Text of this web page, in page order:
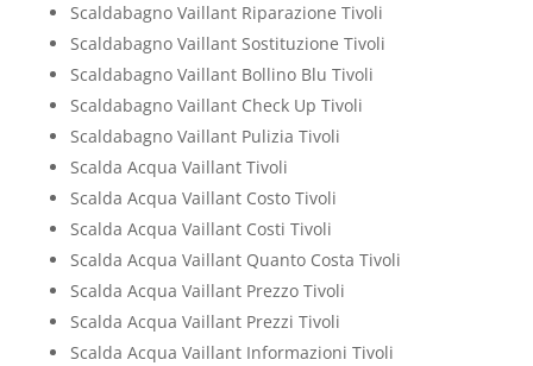
Scaldabagno Vaillant Riparazione Tivoli
Scaldabagno Vaillant Sostituzione Tivoli
Scaldabagno Vaillant Bollino Blu Tivoli
Scaldabagno Vaillant Check Up Tivoli
Scaldabagno Vaillant Pulizia Tivoli
Scalda Acqua Vaillant Tivoli
Scalda Acqua Vaillant Costo Tivoli
Scalda Acqua Vaillant Costi Tivoli
Scalda Acqua Vaillant Quanto Costa Tivoli
Scalda Acqua Vaillant Prezzo Tivoli
Scalda Acqua Vaillant Prezzi Tivoli
Scalda Acqua Vaillant Informazioni Tivoli